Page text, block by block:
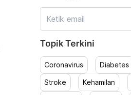
Topik Terkini
Coronavirus Diabetes
Stroke Kehamilan